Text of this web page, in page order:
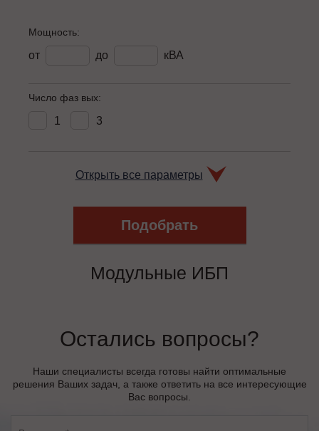
Мощность:
от до кВА
Число фаз вых:
1 3
Открыть все параметры
Модульные ИБП
Остались вопросы?
Наши специалисты всегда готовы найти оптимальные
решения Ваших задач, а также ответить на все интересующие
Вас вопросы.